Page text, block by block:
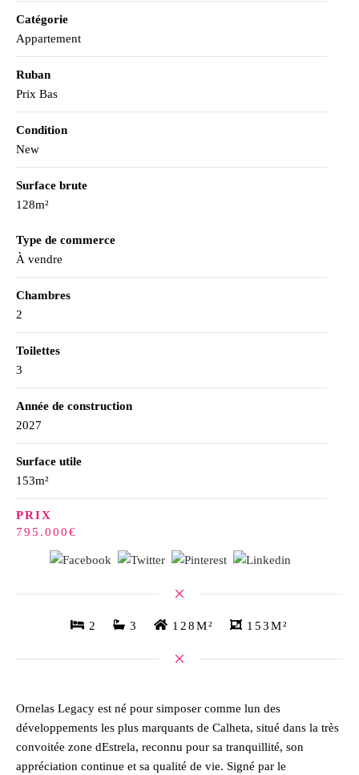
Catégorie
Appartement
Ruban
Prix Bas
Condition
New
Surface brute
128m²
Type de commerce
À vendre
Chambres
2
Toilettes
3
Année de construction
2027
Surface utile
153m²
PRIX
795.000€
2 3 128M² 153M²
Ornelas Legacy est né pour simposer comme lun des
développements les plus marquants de Calheta, situé dans la très
convoitée zone dEstrela, reconnu pour sa tranquillité, son
appréciation continue et sa qualité de vie. Signé par le